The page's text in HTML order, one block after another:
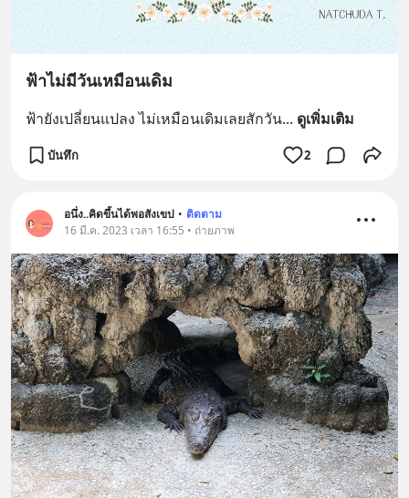
ฟ้าไม่มีวันเหมือนเดิม
ฟ้ายังเปลี่ยนแปลง ไม่เหมือนเดิมเลยสักวัน... ดูเพิ่มเติม
บันทึก 2
อนึ่ง..คิดขึ้นได้พอสังเขป • ติดตาม
16 มี.ค. 2023 เวลา 16:55 • ถ่ายภาพ